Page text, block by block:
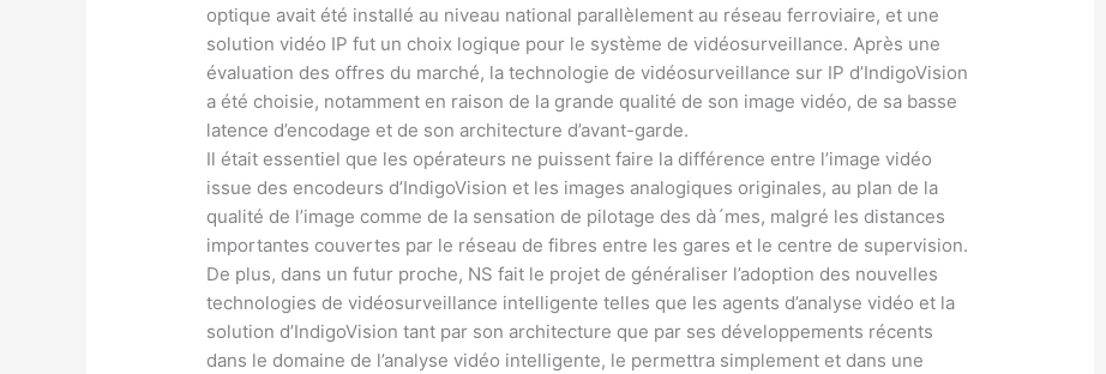
optique avait été installé au niveau national parallèlement au réseau ferroviaire, et une
solution vidéo IP fut un choix logique pour le système de vidéosurveillance. Après une
évaluation des offres du marché, la technologie de vidéosurveillance sur IP d’IndigoVision
a été choisie, notamment en raison de la grande qualité de son image vidéo, de sa basse
latence d’encodage et de son architecture d’avant-garde.
Il était essentiel que les opérateurs ne puissent faire la différence entre l’image vidéo
issue des encodeurs d’IndigoVision et les images analogiques originales, au plan de la
qualité de l’image comme de la sensation de pilotage des dà´mes, malgré les distances
importantes couvertes par le réseau de fibres entre les gares et le centre de supervision.
De plus, dans un futur proche, NS fait le projet de généraliser l’adoption des nouvelles
technologies de vidéosurveillance intelligente telles que les agents d’analyse vidéo et la
solution d’IndigoVision tant par son architecture que par ses développements récents
dans le domaine de l’analyse vidéo intelligente, le permettra simplement et dans une